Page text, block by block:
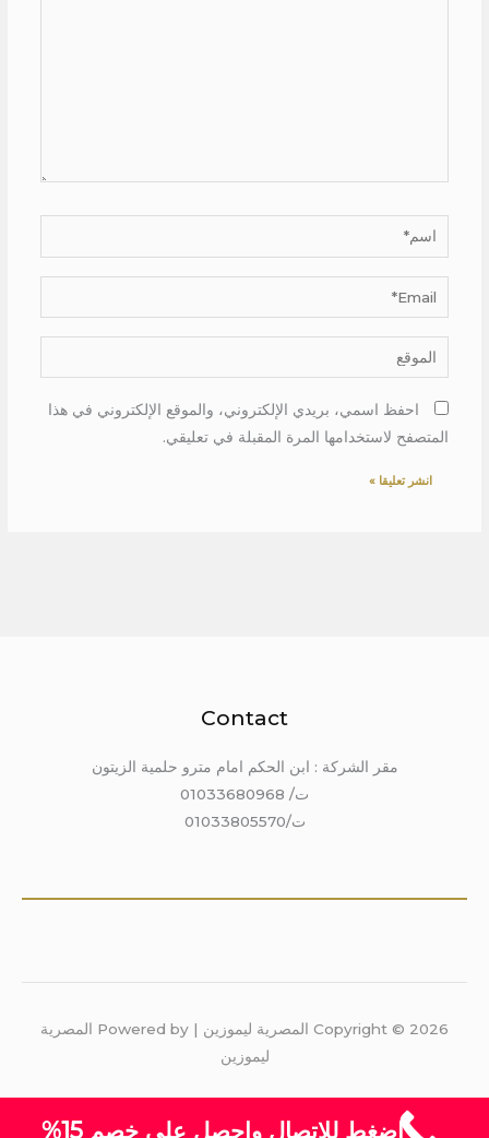
اسم*
Email*
الموقع
احفظ اسمي، بريدي الإلكتروني، والموقع الإلكتروني في هذا
المتصفح لاستخدامها المرة المقبلة في تعليقي.
Contact
مقر الشركة : ابن الحكم امام مترو حلمية الزيتون
ت/ 01033680968
ت/01033805570
Copyright © 2026 المصرية ليموزين | Powered by المصرية
ليموزين
اضغط للاتصال واحصل على خصم 15%